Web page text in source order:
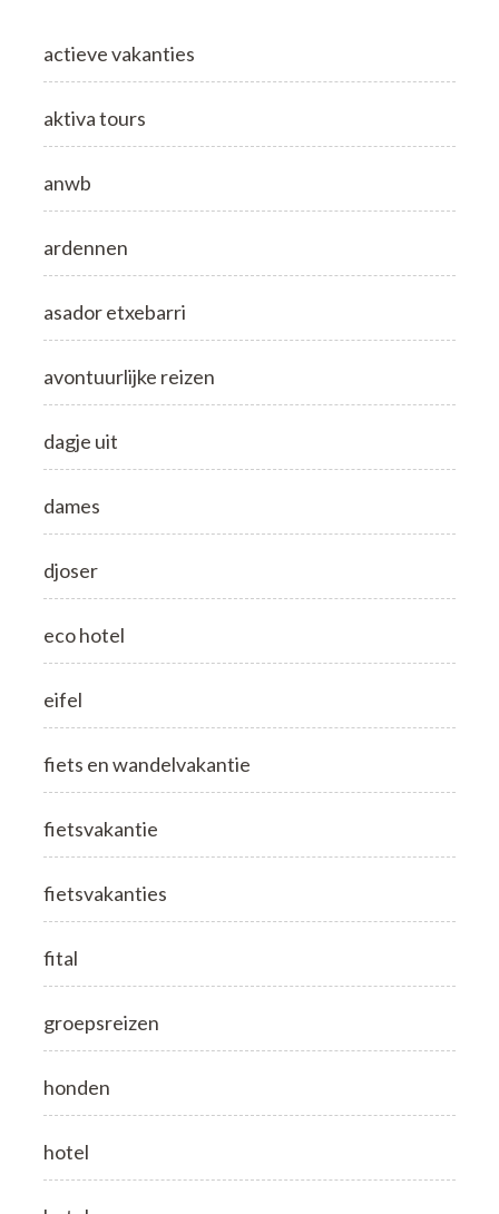
actieve vakanties
aktiva tours
anwb
ardennen
asador etxebarri
avontuurlijke reizen
dagje uit
dames
djoser
eco hotel
eifel
fiets en wandelvakantie
fietsvakantie
fietsvakanties
fital
groepsreizen
honden
hotel